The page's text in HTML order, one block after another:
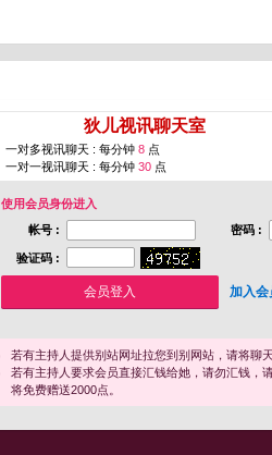
狄儿视讯聊天室
一对多视讯聊天 : 每分钟 8 点
一对一视讯聊天 : 每分钟 30 点
使用会员身份进入
帐号 :
密码 :
验证码 :
加入会
若有主持人提供别站网址拉您到别网站，请将聊
若有主持人要求会员直接汇钱给她，请勿汇钱，
将免费赠送2000点。